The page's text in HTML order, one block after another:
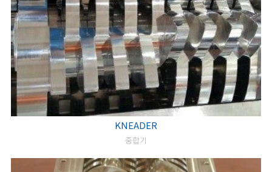
KNEADER
중합기